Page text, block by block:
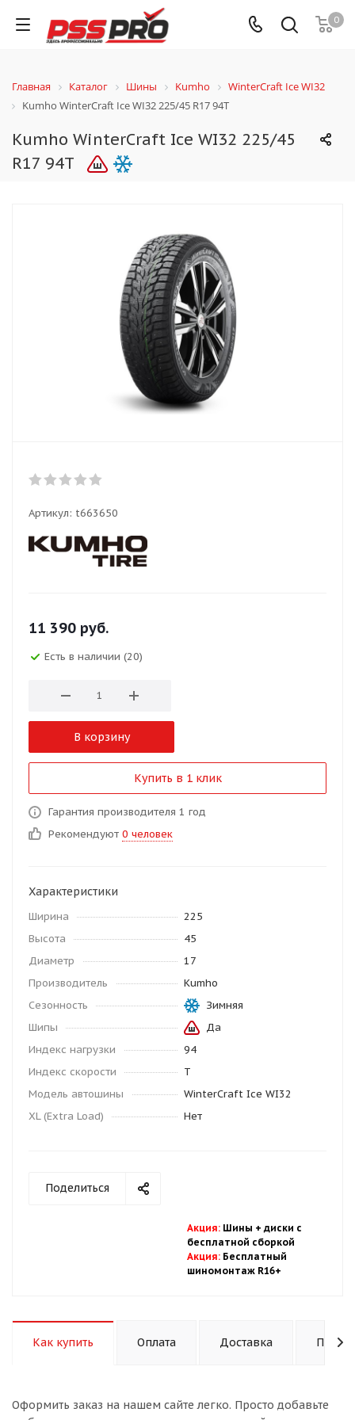
0
Главная Каталог Шины Kumho
WinterCraft Ice WI32
Kumho WinterCraft Ice WI32 225/45 R17 94T
Kumho WinterCraft Ice WI32 225/45
R17 94T
Артикул: t663650
11 390 руб.
Есть в наличии (20)
В корзину
Купить в 1 клик
Гарантия производителя 1 год
Рекомендуют 0 человек
Характеристики
Ширина
225
Высота
45
Диаметр
17
Производитель
Kumho
Сезонность
Зимняя
Шипы
Да
Индекс нагрузки
94
Индекс скорости
T
Модель автошины
WinterCraft Ice WI32
XL (Extra Load)
Нет
Поделиться
Акция: Шины + диски с
бесплатной сборкой
Акция: Бесплатный
шиномонтаж R16+
Как купить Оплата Доставка
Оформить заказ на нашем сайте легко. Просто добавьте